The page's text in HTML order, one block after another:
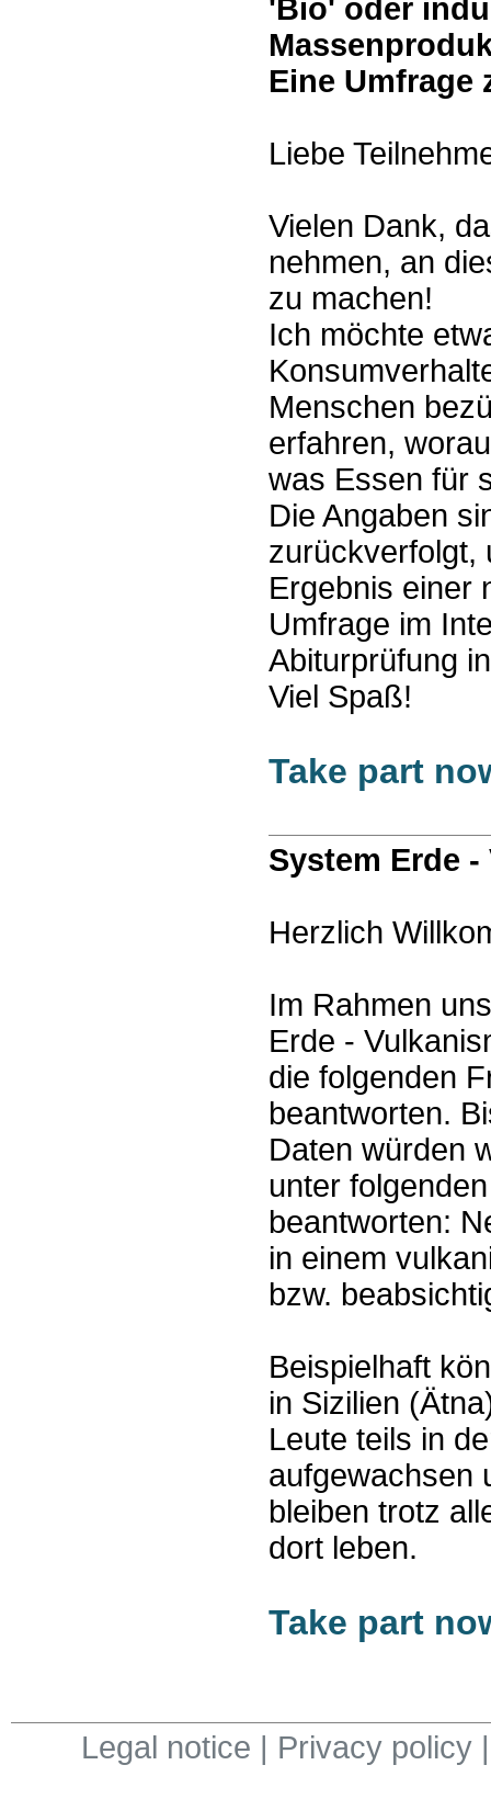
'Bio' oder
Eine Umfrage
Liebe
Vielen Dank,
nehmen, an
zu machen!
Ich möchte
Menschen
erfahren,
was Essen für
Die Angaben
zurückverfolgt,
Ergebnis einer
Umfrage im
Abiturprüfung
Viel Spaß!
Take part
System Erde
Herzlich
Im Rahmen
Erde -
die folgenden
beantworten.
Daten würden
unter
beantworten:
in einem
bzw.
Beispielhaft
in Sizilien
Leute teils in
aufgewachsen
bleiben trotz
dort leben.
Take part
Legal notice | Privacy policy